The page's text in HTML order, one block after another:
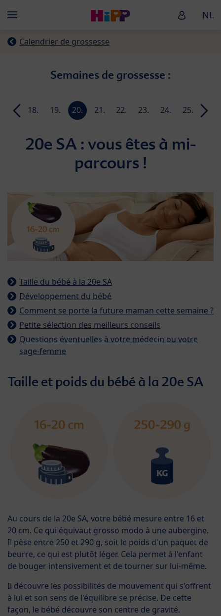
Menü HiPP NL
Calendrier de grossesse
Semaines de grossesse :
17.
18.
19.
20.
21.
22.
23.
24.
25.
26.
20e SA : vous êtes à mi-
parcours !
Taille du bébé à la 20e SA
Développement du bébé
Comment se porte la future maman cette semaine ?
Petite sélection des meilleurs conseils
Questions éventuelles à votre médecin ou votre
sage-femme
Taille et poids du bébé à la 20e SA
Au cours de la 20e SA, votre bébé mesure entre 16 et
20 cm. Ce qui équivaut grosso modo à une aubergine.
Il pèse entre 250 et 290 g, soit le poids d'un paquet de
beurre, ce qui est plutôt léger. Cela permet à l'enfant
de bouger intensivement et de tourner sur lui-même.
Il découvre les possibilités de mouvement qui s'offrent
à lui et son sens de l'équilibre se précise. De cette
façon, le bébé découvre son centre de gravité.